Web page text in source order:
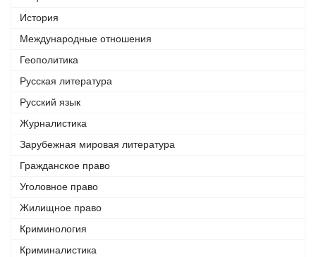
История
Международные отношения
Геополитика
Русская литература
Русский язык
Журналистика
Зарубежная мировая литература
Гражданское право
Уголовное право
Жилищное право
Криминология
Криминалистика